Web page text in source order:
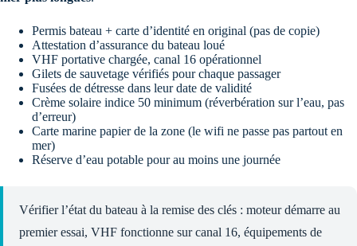
Permis bateau + carte d’identité en original (pas de copie)
Attestation d’assurance du bateau loué
VHF portative chargée, canal 16 opérationnel
Gilets de sauvetage vérifiés pour chaque passager
Fusées de détresse dans leur date de validité
Crème solaire indice 50 minimum (réverbération sur l’eau, pas
d’erreur)
Carte marine papier de la zone (le wifi ne passe pas partout en
mer)
Réserve d’eau potable pour au moins une journée
Vérifier l’état du bateau à la remise des clés : moteur démarre au
premier essai, VHF fonctionne sur canal 16, équipements de